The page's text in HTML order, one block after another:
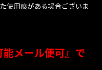
使用痕がある場合ございま
メール便可』で